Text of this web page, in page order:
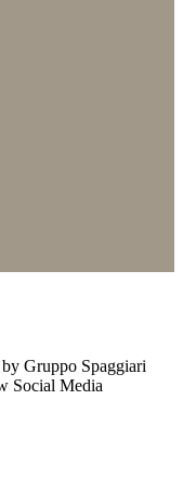
Gruppo Spaggiari
Social Media